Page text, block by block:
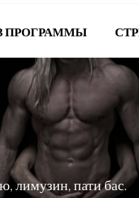
ПРОГРАММЫ
лимузин, пати бас.